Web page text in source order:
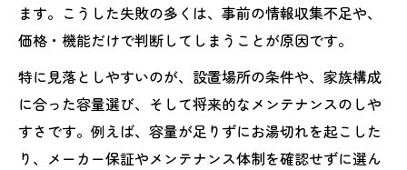
ます。こうした失敗の多くは、事前の情報収集不足や、
価格・機能だけで判断してしまうことが原因です。
特に見落としやすいのが、設置場所の条件や、家族構成
に合った容量選び、そして将来的なメンテナンスのしや
すさです。例えば、容量が足りずにお湯切れを起こした
り、メーカー保証やメンテナンス体制を確認せずに選ん